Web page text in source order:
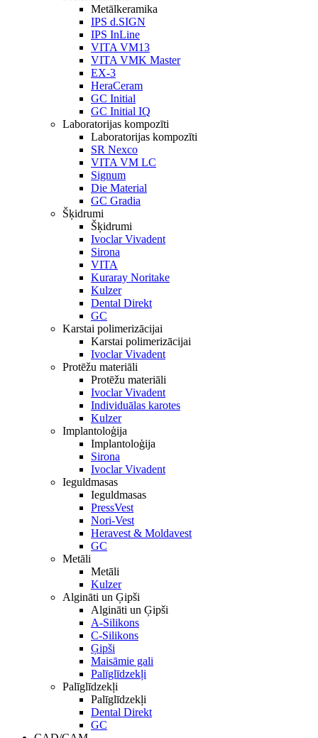
Metālkeramika
IPS d.SIGN
IPS InLine
VITA VM13
VITA VMK Master
EX-3
HeraCeram
GC Initial
GC Initial IQ
Laboratorijas kompozīti
Laboratorijas kompozīti
SR Nexco
VITA VM LC
Signum
Die Material
GC Gradia
Šķidrumi
Šķidrumi
Ivoclar Vivadent
Sirona
VITA
Kuraray Noritake
Kulzer
Dental Direkt
GC
Karstai polimerizācijai
Karstai polimerizācijai
Ivoclar Vivadent
Protēžu materiāli
Protēžu materiāli
Ivoclar Vivadent
Individuālas karotes
Kulzer
Implantoloģija
Implantoloģija
Sirona
Ivoclar Vivadent
Ieguldmasas
Ieguldmasas
PressVest
Nori-Vest
Heravest & Moldavest
GC
Metāli
Metāli
Kulzer
Algināti un Ģipši
Algināti un Ģipši
A-Silikons
C-Silikons
Ģipši
Maisāmie gali
Palīglīdzekļi
Palīglīdzekļi
Palīglīdzekļi
Dental Direkt
GC